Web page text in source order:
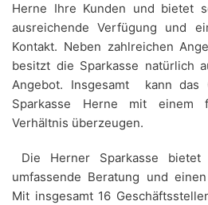
Herne Ihre Kunden und bietet
ausreichende Verfügung und
Kontakt. Neben zahlreichen
besitzt die Sparkasse natürlich
Angebot. Insgesamt kann das
Sparkasse Herne mit einem
Verhältnis überzeugen.
Die Herner Sparkasse
umfassende Beratung und
Mit insgesamt 16